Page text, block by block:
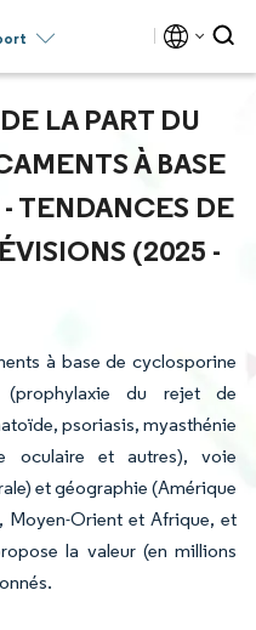
LA PART DU
À BASE
TENDANCES DE
(2025 -
à base de cyclosporine
du rejet de
psoriasis, myasthénie
oculaire et autres), voie
et géographie (Amérique
Moyen-Orient et Afrique, et
la valeur (en millions